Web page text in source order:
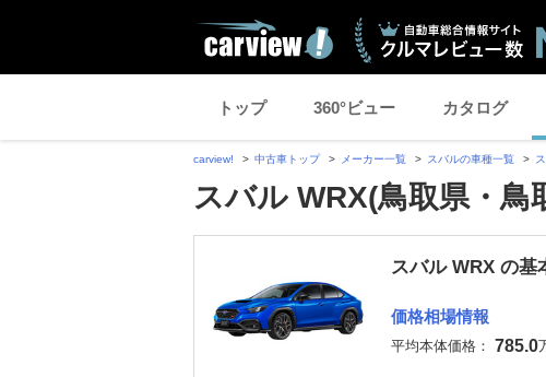
トップ 360°ビュー カタログ
carview! 中古車トップ メーカー一覧 スバルの車種一覧
スバル WRX(鳥取県・鳥
スバル WRX の基
価格相場情報
平均本体価格： 785.0